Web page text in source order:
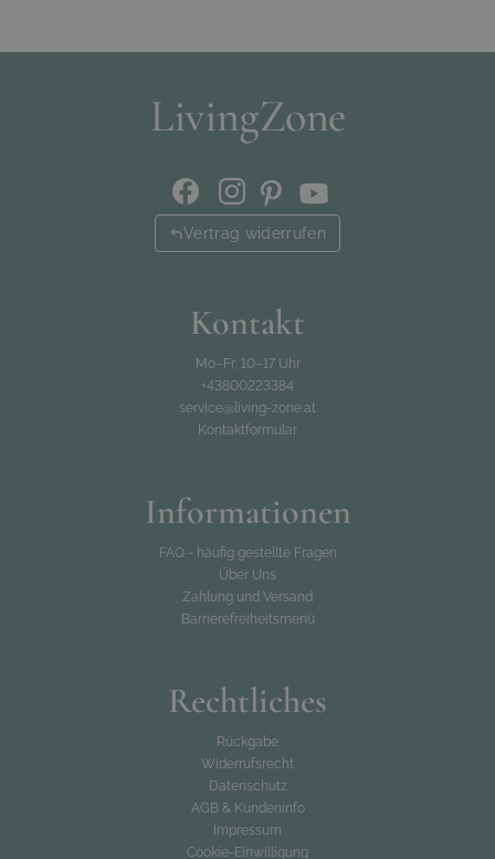
Vertrag widerrufen
Kontakt
Mo–Fr, 10–17 Uhr
+43800223384
service@living-zone.at
Kontaktformular
Informationen
FAQ - häufig gestellte Fragen
Über Uns
Zahlung und Versand
Barrierefreiheitsmenü
Rechtliches
Rückgabe
Widerrufsrecht
Datenschutz
AGB & Kundeninfo
Impressum
Cookie-Einwilligung